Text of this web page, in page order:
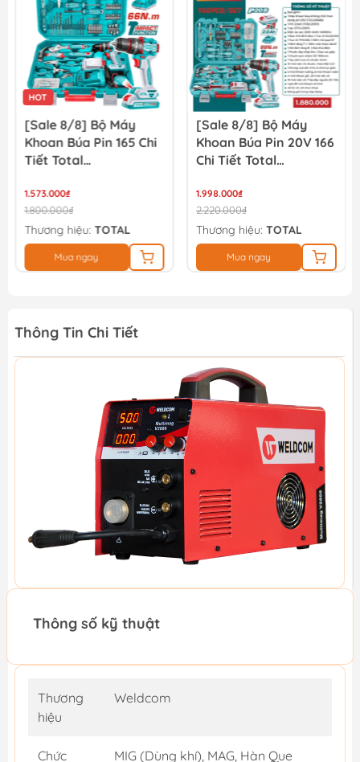
HOT
[Sale 8/8] Bộ Máy
Khoan Búa Pin 165 Chi
Tiết Total
1.573.000₫
1.800.000₫
Thương hiệu: TOTAL
Mua ngay
[Sale 8/8] Bộ Máy
Khoan Búa Pin 20V 166
Chi Tiết Total
THKTHP41667
1.998.000₫
2.220.000₫
Thương hiệu: TOTAL
Mua ngay
Thông Tin Chi Tiết
Thông số kỹ thuật
Thương
hiệu
Weldcom
Chức MIG (Dùng khí), MAG, Hàn Que